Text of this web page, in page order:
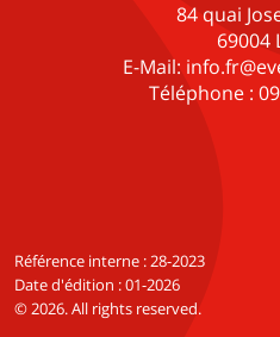
84 quai
69004
E-Mail:
Téléphone :
Référence interne : 28-2023
Date d'édition : 01-2026
© 2026. All rights reserved.